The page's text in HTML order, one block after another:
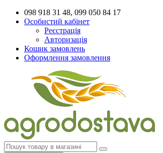
098 918 31 48, 099 050 84 17
Особистий кабінет
Реєстрація
Авторизація
Кошик замовлень
Оформлення замовлення